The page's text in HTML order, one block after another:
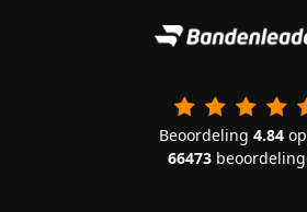
Beoordeling 4.84op
66473